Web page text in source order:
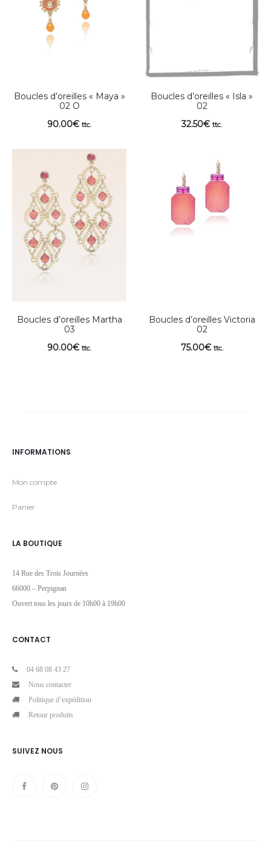
Boucles d’oreilles « Maya »
02 O
90.00€ ttc.
Boucles d’oreilles « Isla »
02
32.50€ ttc.
Boucles d’oreilles Martha
03
90.00€ ttc.
Boucles d’oreilles Victoria
02
75.00€ ttc.
INFORMATIONS
Mon compte
Panier
LA BOUTIQUE
14 Rue des Trois Journées
66000 – Perpignan
Ouvert tous les jours de 10h00 à 19h00
CONTACT
04 68 08 43 27
Nous contacter
Politique d’expédition
Retour produits
SUIVEZ NOUS